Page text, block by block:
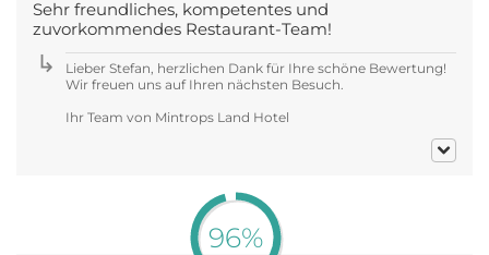
Sehr freundliches, kompetentes und
zuvorkommendes Restaurant-Team!
Lieber Stefan, herzlichen Dank für Ihre schöne Bewertung!
Wir freuen uns auf Ihren nächsten Besuch.
Ihr Team von Mintrops Land Hotel
96%